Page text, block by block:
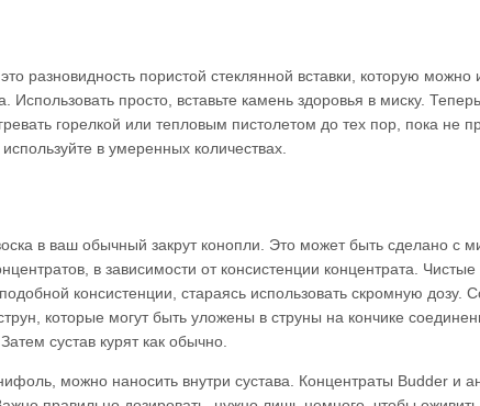
разновидность пористой стеклянной вставки, которую можно
просто, вставьте камень здоровья в миску.
горелкой или тепловым пистолетом до тех пор, пока не
в умеренных количествах.
в ваш обычный закрут конопли. Это может быть сделано с
в зависимости от консистенции концентрата. Чистые
консистенции, стараясь использовать скромную дозу.
которые могут быть уложены в струны на кончике
сустав курят как обычно.
можно наносить внутри сустава. Концентраты Budder и